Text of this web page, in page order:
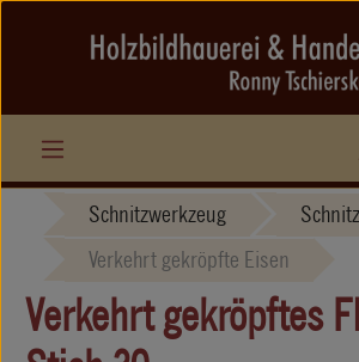
Zum Hauptinhalt springen
Schnitzwerkzeug
Verkehrt gekröpfte Eisen
Verkehrt gekröpftes